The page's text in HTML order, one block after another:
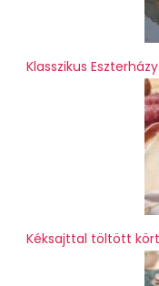
Klasszikus
Kéksajttal töltött